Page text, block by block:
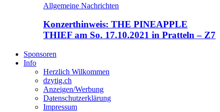
Allgemeine Nachrichten
Konzerthinweis: THE PINEAPPLE
THIEF am So. 17.10.2021 in Pratteln – Z7
Sponsoren
Info
Herzlich Wilkommen
dzytig.ch
Anzeigen/Werbung
Datenschutzerklärung
Impressum